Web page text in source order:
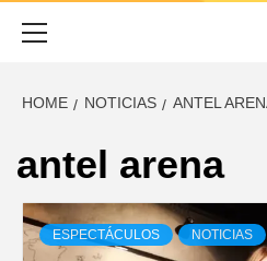
HOME NOTICIAS ANTEL
antel arena
ESPECTÁCULOS NOTICIAS